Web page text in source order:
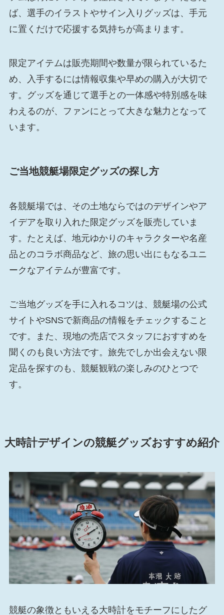
ば、選手のイラストやサイン入りグッズは、手元
に置くだけで応援する気持ちが高まります。
限定アイテムは販売期間や数量が限られているた
め、入手するには情報収集や早めの購入が大切で
す。グッズを通じて選手との一体感や特別感を味
わえるのが、ファンにとって大きな魅力となって
います。
ご当地競艇場限定グッズの探し方
各競艇場では、その土地ならではのデザインやア
イデアを取り入れた限定グッズを販売していま
す。たとえば、地元ゆかりのキャラクターや名産
品とのコラボ商品など、旅の思い出にもなるユニ
ークなアイテムが豊富です。
ご当地グッズを手に入れるコツは、競艇場の公式
サイトやSNSで新商品の情報をチェックすること
です。また、現地の売店でスタッフにおすすめを
聞くのも良い方法です。旅先でしか出会えない限
定品を探すのも、競艇観戦の楽しみのひとつで
す。
大時計デザインの競艇グッズおすすめ紹介
競艇の象徴ともいえる大時計をモチーフにしたグ